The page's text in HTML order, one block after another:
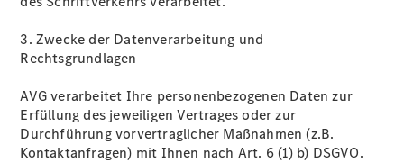
3. Zwecke der Datenverarbeitung und
Rechtsgrundlagen
AVG verarbeitet Ihre personenbezogenen Daten zur
Erfüllung des jeweiligen Vertrages oder zur
Durchführung vorvertraglicher Maßnahmen (z.B.
Kontaktanfragen) mit Ihnen nach Art. 6 (1) b) DSGVO.